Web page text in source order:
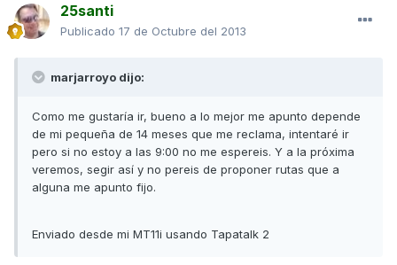
25santi
Publicado 17 de Octubre del 2013
marjarroyo dijo:
Como me gustaría ir, bueno a lo mejor me apunto depende
de mi pequeña de 14 meses que me reclama, intentaré ir
pero si no estoy a las 9:00 no me espereis. Y a la próxima
veremos, segir así y no pereis de proponer rutas que a
alguna me apunto fijo.
Enviado desde mi MT11i usando Tapatalk 2